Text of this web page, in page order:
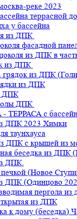
реке 2023
террасной
у бассейна
из ДПК
фасадной
из ДПК в
из ДПК
грядок из ДПК
из ДПК
ДПК
ДПК
ТЕРРАСА с
ДПК 2023 Химки
таунхауса
ДПК с крышей из
беседка из ДПК
ДПК.
печкой (Новое
ДПК (Одинцово
пергола из
из ДПК
к дому (беседка)